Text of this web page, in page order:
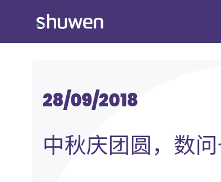
28/09/2018
中秋庆团圆，数